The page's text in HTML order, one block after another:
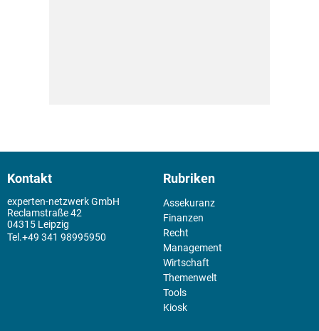
Kontakt
experten-netzwerk GmbH
Reclamstraße 42
04315 Leipzig
+49 341 98995950
Rubriken
Assekuranz
Finanzen
Recht
Management
Wirtschaft
Themenwelt
Tools
Kiosk